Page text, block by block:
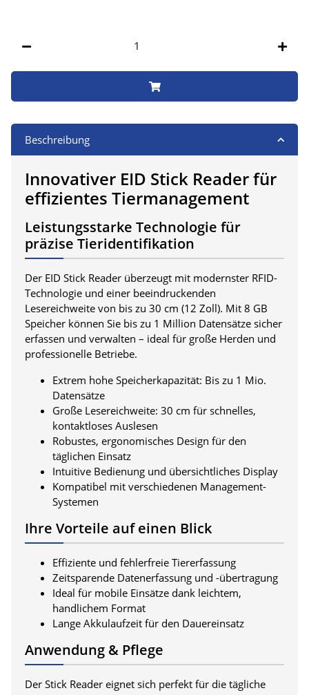
Beschreibung
Innovativer EID Stick Reader für
effizientes Tiermanagement
Leistungsstarke Technologie für
präzise Tieridentifikation
Der EID Stick Reader überzeugt mit modernster RFID-
Technologie und einer beeindruckenden
Lesereichweite von bis zu 30 cm (12 Zoll). Mit 8 GB
Speicher können Sie bis zu 1 Million Datensätze sicher
erfassen und verwalten – ideal für große Herden und
professionelle Betriebe.
Extrem hohe Speicherkapazität: Bis zu 1 Mio.
Datensätze
Große Lesereichweite: 30 cm für schnelles,
kontaktloses Auslesen
Robustes, ergonomisches Design für den
täglichen Einsatz
Intuitive Bedienung und übersichtliches Display
Kompatibel mit verschiedenen Management-
Systemen
Ihre Vorteile auf einen Blick
Effiziente und fehlerfreie Tiererfassung
Zeitsparende Datenerfassung und -übertragung
Ideal für mobile Einsätze dank leichtem,
handlichem Format
Lange Akkulaufzeit für den Dauereinsatz
Anwendung & Pflege
Der Stick Reader eignet sich perfekt für die tägliche